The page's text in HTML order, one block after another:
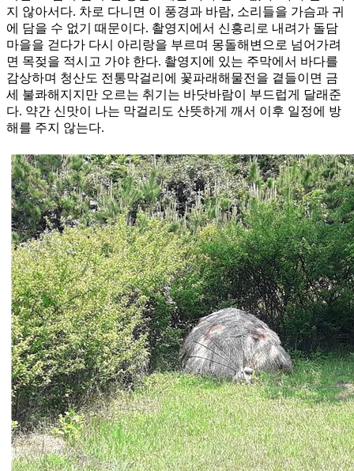
지 않아서다. 차로 다니면 이 풍경과 바람, 소리들을 가슴과 귀
에 담을 수 없기 때문이다. 촬영지에서 신흥리로 내려가 돌담
마을을 걷다가 다시 아리랑을 부르며 몽돌해변으로 넘어가려
면 목젖을 적시고 가야 한다. 촬영지에 있는 주막에서 바다를
감상하며 청산도 전통막걸리에 꽃파래해물전을 곁들이면 금
세 불콰해지지만 오르는 취기는 바닷바람이 부드럽게 달래준
다. 약간 신맛이 나는 막걸리도 산뜻하게 깨서 이후 일정에 방
해를 주지 않는다.